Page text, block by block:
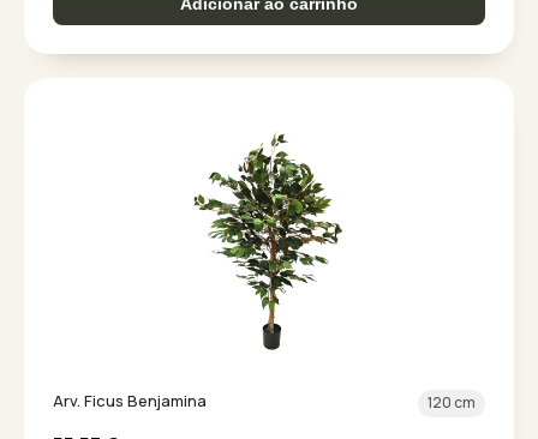
Arv. Ficus Benjamina 120 cm